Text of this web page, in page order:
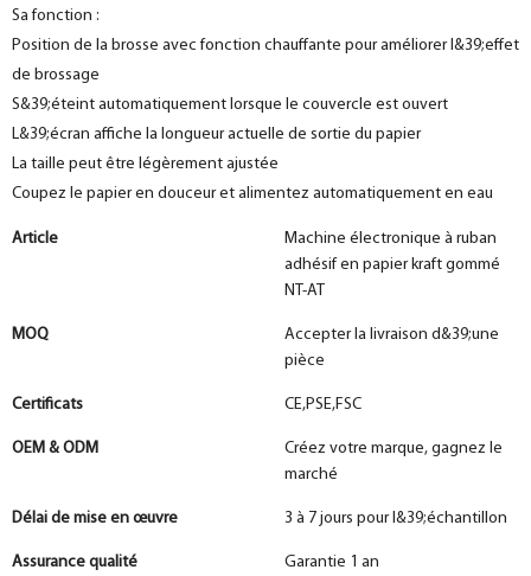
Sa fonction :
Position de la brosse avec fonction chauffante pour améliorer l&39;effet
de brossage
S&39;éteint automatiquement lorsque le couvercle est ouvert
L&39;écran affiche la longueur actuelle de sortie du papier
La taille peut être légèrement ajustée
Coupez le papier en douceur et alimentez automatiquement en eau
Article
Machine électronique à ruban
adhésif en papier kraft gommé
NT-AT
MOQ
Accepter la livraison d&39;une
pièce
Certificats CE,PSE,FSC
OEM & ODM
Créez votre marque, gagnez le
marché
Délai de mise en œuvre 3 à 7 jours pour l&39;échantillon
Assurance qualité Garantie 1 an